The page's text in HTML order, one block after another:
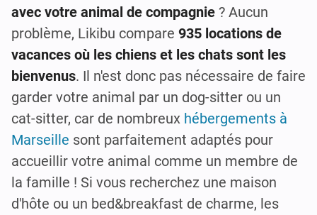
avec votre animal de compagnie ? Aucun
problème, Likibu compare 935 locations de
vacances où les chiens et les chats sont les
bienvenus. Il n'est donc pas nécessaire de faire
garder votre animal par un dog-sitter ou un
cat-sitter, car de nombreux hébergements à
Marseille sont parfaitement adaptés pour
accueillir votre animal comme un membre de
la famille ! Si vous recherchez une maison
d'hôte ou un bed&breakfast de charme, les